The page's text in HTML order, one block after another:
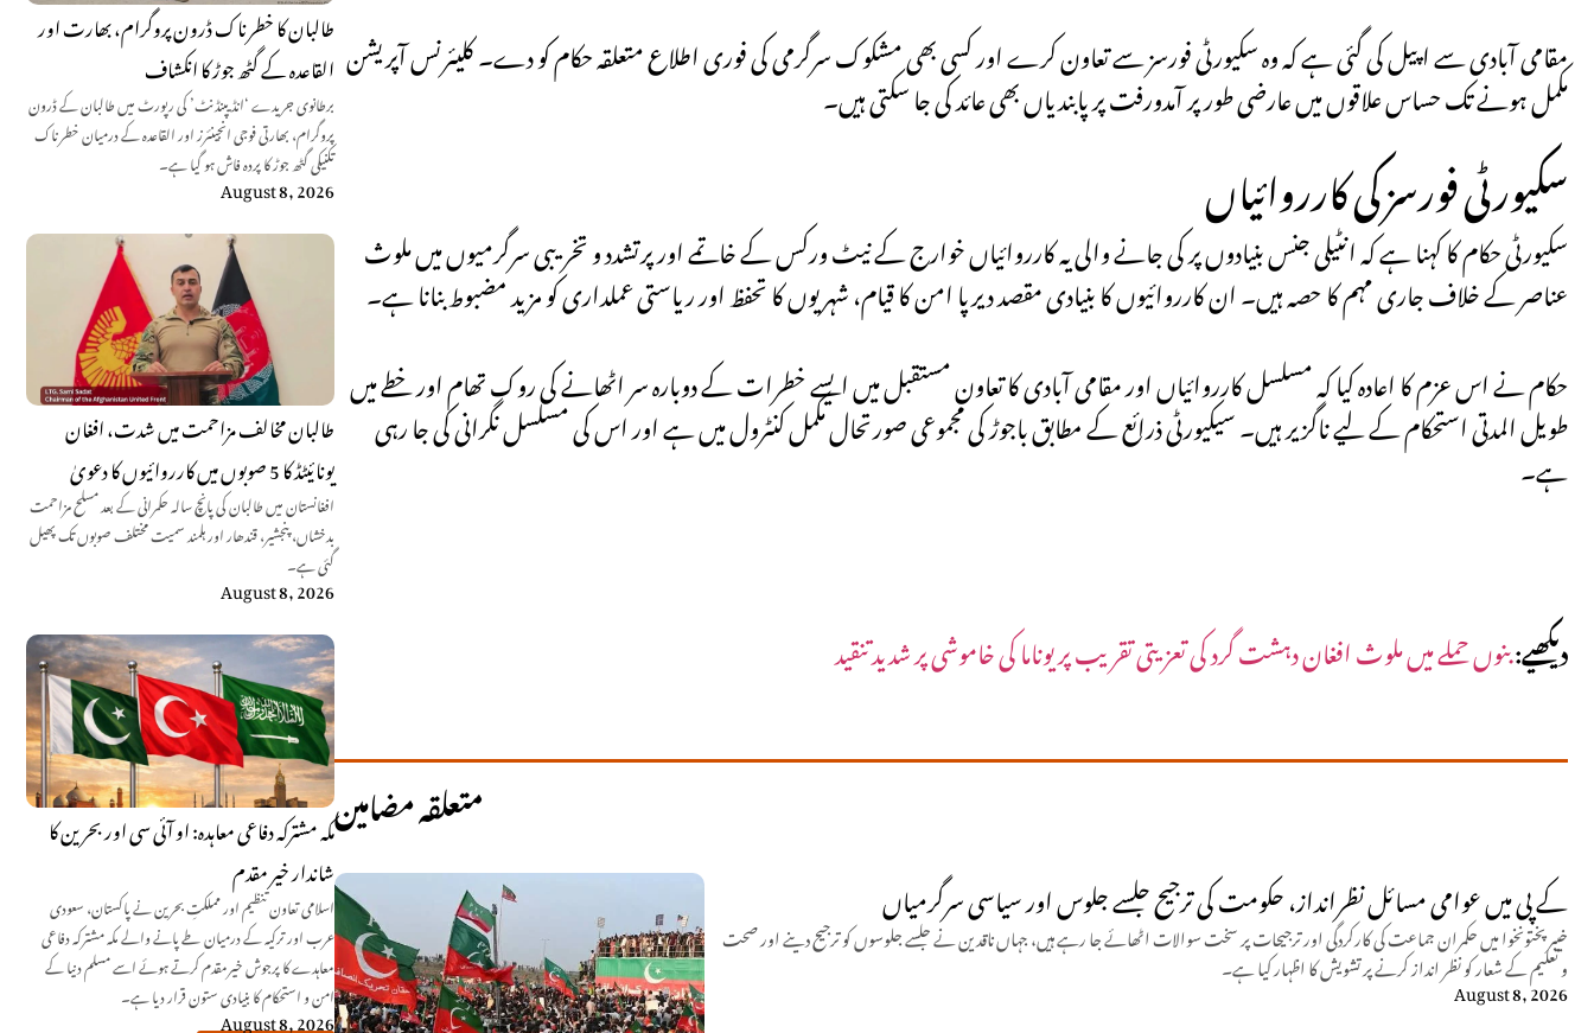
طالبان کا خطرناک ڈرون پروگرام، بھارت اور
القاعدہ کے گٹھ جوڑ کا انکشاف
برطانوی جریدے ‘انڈیپنڈنٹ’ کی رپورٹ میں طالبان کے ڈرون
پروگرام، بھارتی فوجی انجینئرز اور القاعدہ کے درمیان خطرناک
تکنیکی گٹھ جوڑ کا پردہ فاش ہو گیا ہے۔
August 8, 2026
طالبان مخالف مزاحمت میں شدت، افغان
یونائیٹڈ کا 5 صوبوں میں کارروائیوں کا دعویٰ
افغانستان میں طالبان کی پانچ سالہ حکمرانی کے بعد مسلح مزاحمت
بدخشاں، پنجشیر، قندھار اور ہلمند سمیت مختلف صوبوں تک پھیل
گئی ہے۔
August 8, 2026
مکہ مشترکہ دفاعی معاہدہ: او آئی سی اور بحرین کا
شاندار خیر مقدم
اسلامی تعاون تنظیم اور مملکتِ بحرین نے پاکستان، سعودی
عرب اور ترکیہ کے درمیان طے پانے والے مکہ مشترکہ دفاعی
معاہدے کا پرجوش خیرمقدم کرتے ہوئے اسے مسلم دنیا کے
امن و استحکام کا بنیادی ستون قرار دیا ہے۔
August 8, 2026
مقامی آبادی سے اپیل کی گئی ہے کہ وہ سکیورٹی فورسز سے تعاون کرے اور کسی بھی مشکوک سرگرمی کی فوری اطلاع متعلقہ حکام کو دے۔ کلیئرنس آپریشن
مکمل ہونے تک حساس علاقوں میں عارضی طور پر آمدورفت پر پابندیاں بھی عائد کی جا سکتی ہیں۔
سکیورٹی فورسز کی کارروائیاں
سکیورٹی حکام کا کہنا ہے کہ انٹیلی جنس بنیادوں پر کی جانے والی یہ کارروائیاں خوارج کے نیٹ ورکس کے خاتمے اور پرتشدد و تخریبی سرگرمیوں میں ملوث
عناصر کے خلاف جاری مہم کا حصہ ہیں۔ ان کارروائیوں کا بنیادی مقصد دیرپا امن کا قیام، شہریوں کا تحفظ اور ریاستی عملداری کو مزید مضبوط بنانا ہے۔
حکام نے اس عزم کا اعادہ کیا کہ مسلسل کارروائیاں اور مقامی آبادی کا تعاون مستقبل میں ایسے خطرات کے دوبارہ سر اٹھانے کی روک تھام اور خطے میں
طویل المدتی استحکام کے لیے ناگزیر ہیں۔ سیکیورٹی ذرائع کے مطابق باجوڑ کی مجموعی صورتحال مکمل کنٹرول میں ہے اور اس کی مسلسل نگرانی کی جا رہی
ہے۔
دیکھیے:بنوں حملے میں ملوث افغان دہشت گرد کی تعزیتی تقریب پر یوناما کی خاموشی پر شدید تنقید
متعلقہ مضامین
کے پی میں عوامی مسائل نظرانداز، حکومت کی ترجیح جلسے جلوس اور سیاسی سرگرمیاں
خیبر پختونخوا میں حکمران جماعت کی کارکردگی اور ترجیحات پر سخت سوالات اٹھائے جا رہے ہیں، جہاں ناقدین نے جلسے جلوسوں کو ترجیح دینے اور صحت
و تعلیم کے شعار کو نظر انداز کرنے پر تشویش کا اظہار کیا ہے۔
August 8, 2026